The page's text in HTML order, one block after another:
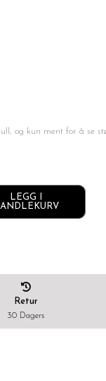
og kun ment for å se
LEGG I
Retur
30 Dagers